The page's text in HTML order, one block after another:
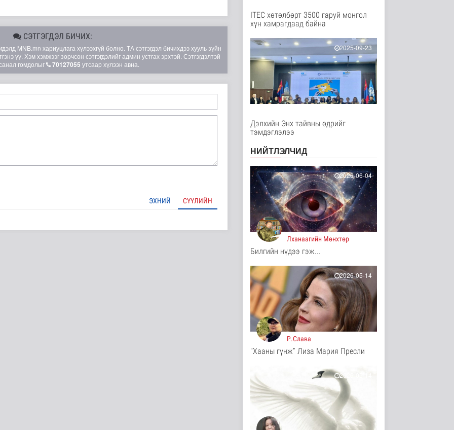
21 хэм дулаан
СЭТГЭГДЭЛ БИЧИХ:
MNB.mn хариуцлага хүлээхгүй болно. ТА сэтгэгдэл бичихдээ хууль зүйн
үү. Хэм хэмжээг зөрчсөн сэтгэгдэлийг админ устгах эрхтэй. Сэтгэгдэлтэй
гомдолыг
70127055 утсаар хүлээн авна.
ЭХНИЙ СҮҮЛИЙН
14 цаг 3 минутын өмнө
аас сар бүр 12-15
мянган тонн..
Улс төр
14 цаг 9 минутын өмнө
Газар чөлөөлөлт, нөхөн
олговрын асуудлыг
хуулийн..
14 цаг 11 минутын өмнө
могойд хатгуулахаас
сэрэмжлээрэй
Эрүүл мэнд
16 цаг 19 минутын өмнө
Ц.Идэрбат: Мал
эмнэлгийн салбарын
өрсөлдөх чадва..
Нийгэм
16 цаг 27 минутын өмнө
салбарт “Oxus Metals
Улс төр
17 цаг 42 минутын өмнө
COP17 хурлын үеэр
"Нарантуул",
"Дүнжингарав" худ..
Нийгэм
17 цаг 50 минутын өмнө
Европ дахь "Монгол гэр"
Энтертайнмент
17 цаг 58 минутын өмнө
Унгар Улс эрчим хүчээ
хэмнэх зорилгоор
хязгаарла..
ITEC хөтөлбөрт 3500 гаруй монгол
хүн хамрагдаад байна
2025-09-23
Дэлхийн Энх тайвны өдрийг
тэмдэглэлээ
НИЙТЛЭЛЧИД
2026-06-04
Лханаагийн Мөнхтөр
Билгийн нүдээ гэж...
2026-05-14
Р.Слава
"Хааны гүнж” Лиза Мария Пресли
2026-05-14